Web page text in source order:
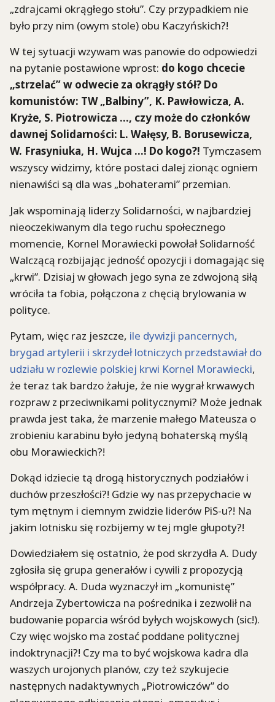
„zdrajcami okrągłego stołu”. Czy przypadkiem nie
było przy nim (owym stole) obu Kaczyńskich?!
W tej sytuacji wzywam was panowie do odpowiedzi
na pytanie postawione wprost: do kogo chcecie
„strzelać” w odwecie za okrągły stół? Do
komunistów: TW „Balbiny”, K. Pawłowicza, A.
Kryże, S. Piotrowicza …, czy może do członków
dawnej Solidarności: L. Wałęsy, B. Borusewicza,
W. Frasyniuka, H. Wujca …! Do kogo?! Tymczasem
wszyscy widzimy, które postaci dalej zionąc ogniem
nienawiści są dla was „bohaterami” przemian.
Jak wspominają liderzy Solidarności, w najbardziej
nieoczekiwanym dla tego ruchu społecznego
momencie, Kornel Morawiecki powołał Solidarność
Walczącą rozbijając jedność opozycji i domagając się
„krwi”. Dzisiaj w głowach jego syna ze zdwojoną siłą
wróciła ta fobia, połączona z chęcią brylowania w
polityce.
Pytam, więc raz jeszcze, ile dywizji pancernych,
brygad artylerii i skrzydeł lotniczych przedstawiał do
udziału w rozlewie polskiej krwi Kornel Morawiecki,
że teraz tak bardzo żałuje, że nie wygrał krwawych
rozpraw z przeciwnikami politycznymi? Może jednak
prawda jest taka, że marzenie małego Mateusza o
zrobieniu karabinu było jedyną bohaterską myślą
obu Morawieckich?!
Dokąd idziecie tą drogą historycznych podziałów i
duchów przeszłości?! Gdzie wy nas przepychacie w
tym mętnym i ciemnym zwidzie liderów PiS-u?! Na
jakim lotnisku się rozbijemy w tej mgle głupoty?!
Dowiedziałem się ostatnio, że pod skrzydła A. Dudy
zgłosiła się grupa generałów i cywili z propozycją
współpracy. A. Duda wyznaczył im „komunistę”
Andrzeja Zybertowicza na pośrednika i zezwolił na
budowanie poparcia wśród byłych wojskowych (sic!).
Czy więc wojsko ma zostać poddane politycznej
indoktrynacji?! Czy ma to być wojskowa kadra dla
waszych urojonych planów, czy też szykujecie
następnych nadaktywnych „Piotrowiczów” do